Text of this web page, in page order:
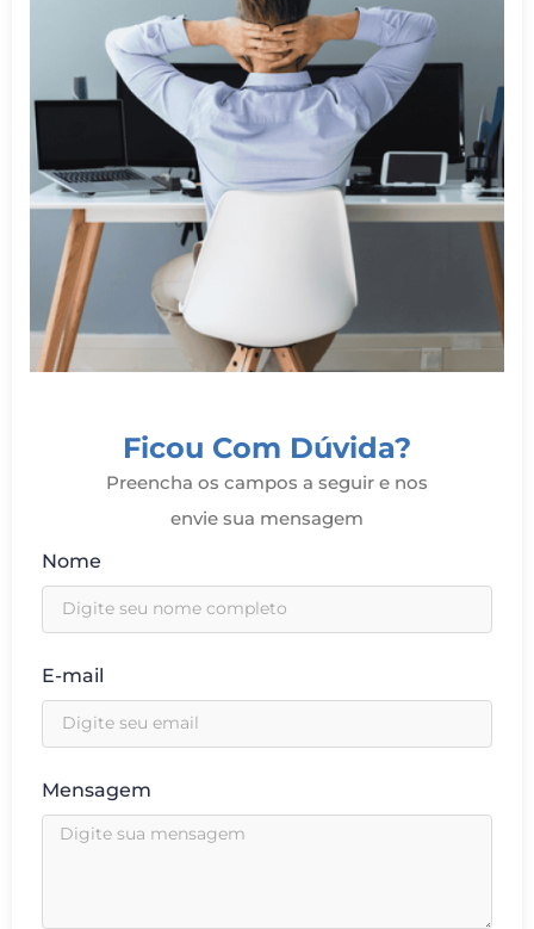
Ficou Com Dúvida?
Preencha os campos a seguir e nos
envie sua mensagem
Nome
E-mail
Mensagem